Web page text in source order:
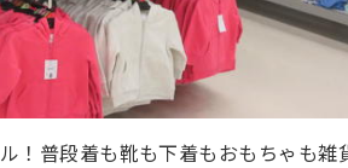
！普段着も靴も下着もおもちゃも雑